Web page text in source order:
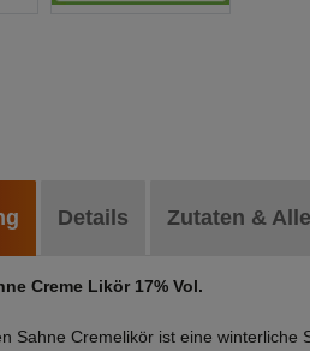
Details Zutaten &
Creme Likör 17% Vol.
Sahne Cremelikör ist eine